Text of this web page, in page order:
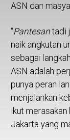
ASN dan
“Pantesantadi
naik angkutan
sebagai
ASN adalah
punya peran
menjalankan
ikut
Jakarta yang